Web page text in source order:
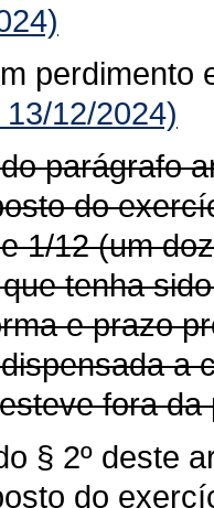
perdimento
12/2024)
parágrafo
do
1/12 (um
tenha
e prazo
a
fora
§ 2º deste
do